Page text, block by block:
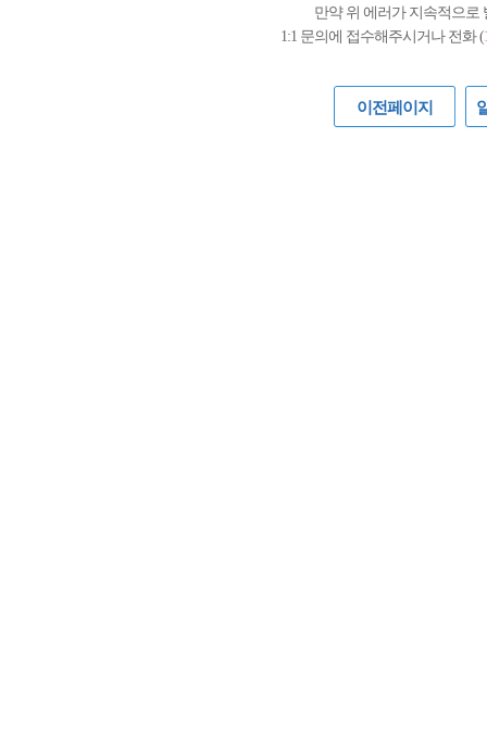
만약 위 에러가 지속적으로
1:1 문의에 접수해주시거나 전화 (
이전페이지